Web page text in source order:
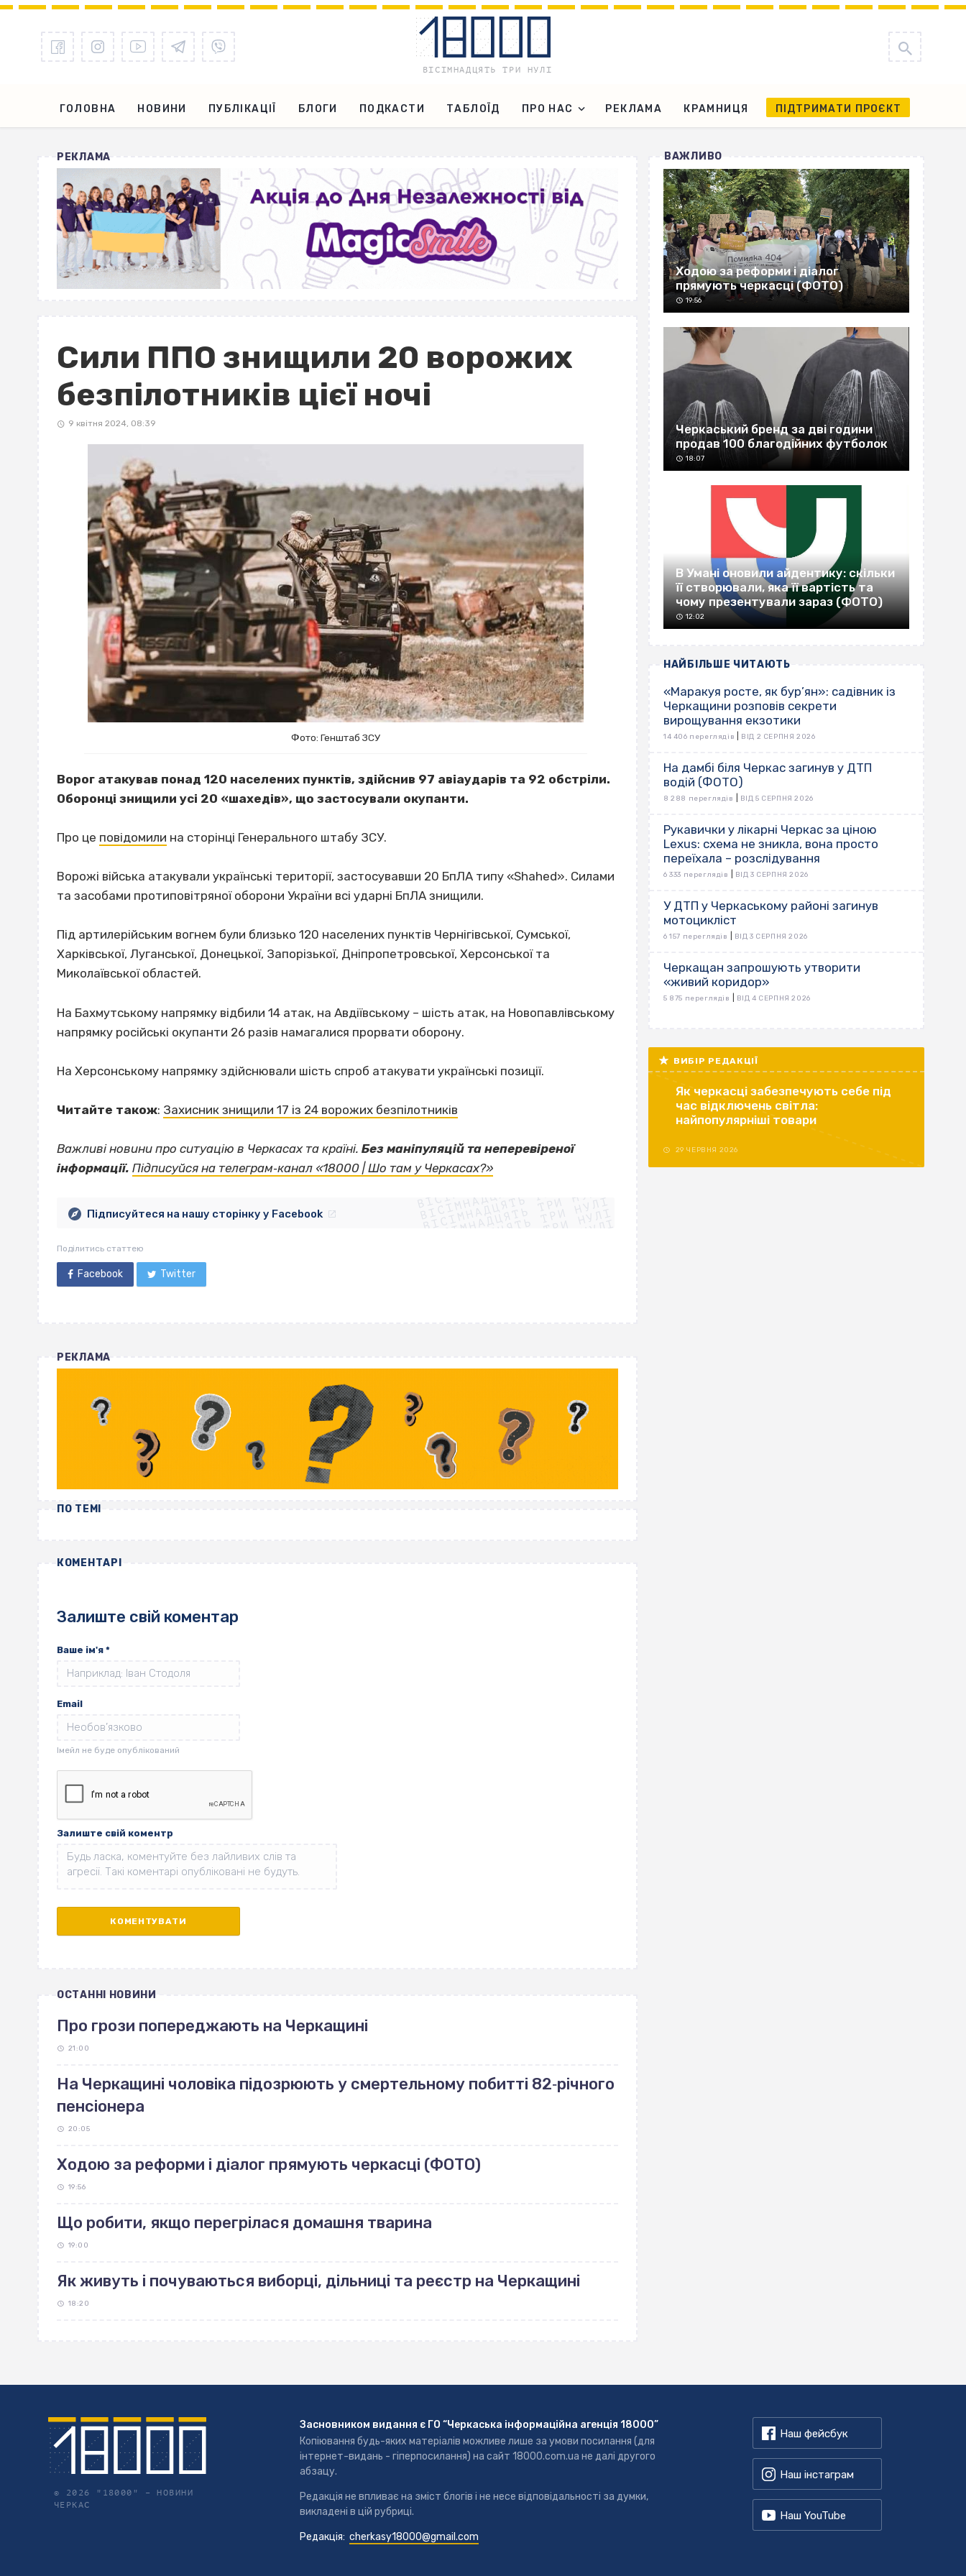
ГОЛОВНА НОВИНИ ПУБЛІКАЦІЇ БЛОГИ ПОДКАСТИ ТАБЛОЇД ПРО НАС РЕКЛАМА КРАМНИЦЯ ПІДТРИМАТИ ПРОЄКТ
РЕКЛАМА
Сили ППО знищили 20 ворожих
безпілотників цієї ночі
9 квітня 2024, 08:39
Фото: Генштаб ЗСУ
Ворог атакував понад 120 населених пунктів, здійснив 97 авіаударів та 92 обстріли.
Оборонці знищили усі 20 «шахедів», що застосували окупанти.
Про це повідомили на сторінці Генерального штабу ЗСУ.
Ворожі війська атакували українські території, застосувавши 20 БпЛА типу «Shahed». Силами
та засобами протиповітряної оборони України всі ударні БпЛА знищили.
Під артилерійським вогнем були близько 120 населених пунктів Чернігівської, Сумської,
Харківської, Луганської, Донецької, Запорізької, Дніпропетровської, Херсонської та
Миколаївської областей.
На Бахмутському напрямку відбили 14 атак, на Авдіївському – шість атак, на Новопавлівському
напрямку російські окупанти 26 разів намагалися прорвати оборону.
На Херсонському напрямку здійснювали шість спроб атакувати українські позиції.
Читайте також: Захисник знищили 17 із 24 ворожих безпілотників
Важливі новини про ситуацію в Черкасах та країні. Без маніпуляцій та неперевіреної
інформації. Підписуйся на телеграм‐канал «18000 | Шо там у Черкасах?»ВІСІМНАДЦЯТЬ ТРИ НУЛІ
ВІСІМНАДЦЯТЬ ТРИ НУЛІ
ВІСІМНАДЦЯТЬ ТРИ НУЛІ
ВІСІМНАДЦЯТЬ ТРИ НУЛІ
ВІСІМНАДЦЯТЬ ТРИ НУЛІ
ВІСІМНАДЦЯТЬ ТРИ НУЛІ
ВІСІМНАДЦЯТЬ ТРИ НУЛІ
Підписуйтеся на нашу сторінку у Facebook
Поділитись статтею
Facebook Twitter
РЕКЛАМА
ПО ТЕМІ
КОМЕНТАРІ
Залиште свій коментар
Ваше ім'я *
Email
Залиште свій коментр
ОСТАННІ НОВИНИ
Про грози попереджають на Черкащині
21:00
На Черкащині чоловіка підозрюють у смертельному побитті 82‐річного
пенсіонера
20:05
Ходою за реформи і діалог прямують черкасці (ФОТО)
19:56
Що робити, якщо перегрілася домашня тварина
19:00
Як живуть і почуваються виборці, дільниці та реєстр на Черкащині
18:20
ВАЖЛИВО
Ходою за реформи і діалог
прямують черкасці (ФОТО)
19:56
Черкаський бренд за дві години
продав 100 благодійних футболок
18:07
В Умані оновили айдентику: скільки
її створювали, яка її вартість та
чому презентували зараз (ФОТО)
12:02
НАЙБІЛЬШЕ ЧИТАЮТЬ
«Маракуя росте, як бур’ян»: садівник із
Черкащини розповів секрети
вирощування екзотики
14 406 переглядів ВІД 2 СЕРПНЯ 2026
На дамбі біля Черкас загинув у ДТП
водій (ФОТО)
8 288 переглядів ВІД 5 СЕРПНЯ 2026
Рукавички у лікарні Черкас за ціною
Lexus: схема не зникла, вона просто
переїхала – розслідування
6 333 переглядів ВІД 3 СЕРПНЯ 2026
У ДТП у Черкаському районі загинув
мотоцикліст
6 157 переглядів ВІД 3 СЕРПНЯ 2026
Черкащан запрошують утворити
«живий коридор»
5 875 переглядів ВІД 4 СЕРПНЯ 2026
ВИБІР РЕДАКЦІЇ
Як черкасці забезпечують себе під
час відключень світла:
найпопулярніші товари
29 ЧЕРВНЯ 2026
© 2026 "18000" –НОВИНИ
ЧЕРКАС
Засновником видання є ГО “Черкаська інформаційна агенція 18000”
Копіювання будь-яких матеріалів можливе лише за умови посилання (для
інтернет-видань - гіперпосилання) на сайт 18000.com.ua не далі другого
абзацу.
Редакція не впливає на зміст блогів і не несе відповідальності за думки,
викладені в цій рубриці.
Редакція: cherkasy18000@gmail.com
Наш фейсбук
Наш інстаграм
Наш YouTube